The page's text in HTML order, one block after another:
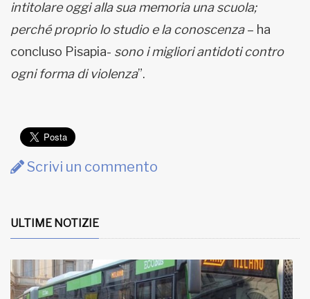
intitolare oggi alla sua memoria una scuola;
perché proprio lo studio e la conoscenza– ha
concluso Pisapia- sono i migliori antidoti contro
ogni forma di violenza”.
Scrivi un commento
ULTIME NOTIZIE